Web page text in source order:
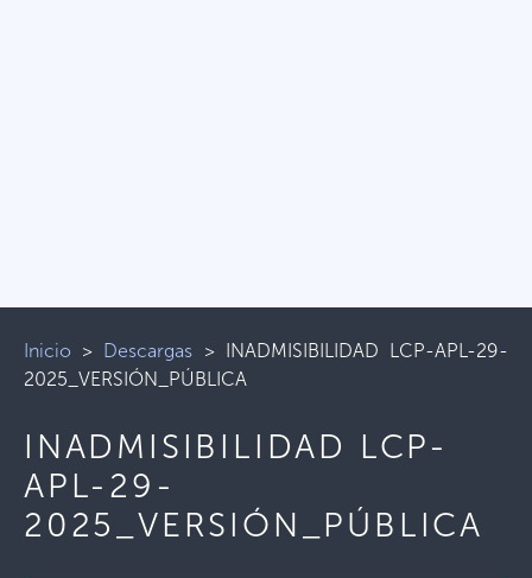
Inicio > Descargas > INADMISIBILIDAD LCP-APL-29-
2025_VERSIÓN_PÚBLICA
INADMISIBILIDAD LCP-
APL-29-
2025_VERSIÓN_PÚBLICA